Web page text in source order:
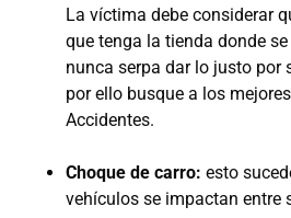
La víctima debe considerar
que tenga la tienda donde
nunca serpa dar lo justo por
por ello busque a los
Accidentes.
Choque de carro: esto
vehículos se impactan entre